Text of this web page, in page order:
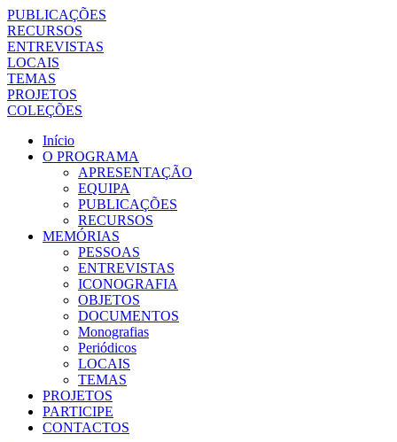
PUBLICAÇÕES
RECURSOS
ENTREVISTAS
LOCAIS
TEMAS
PROJETOS
COLEÇÕES
Início
O PROGRAMA
APRESENTAÇÃO
EQUIPA
PUBLICAÇÕES
RECURSOS
MEMÓRIAS
PESSOAS
ENTREVISTAS
ICONOGRAFIA
OBJETOS
DOCUMENTOS
Monografias
Periódicos
LOCAIS
TEMAS
PROJETOS
PARTICIPE
CONTACTOS